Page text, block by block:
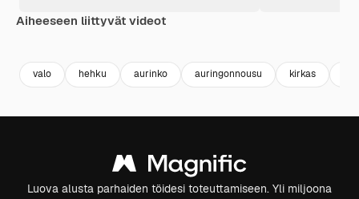
Aiheeseen liittyvät videot
valo hehku aurinko auringonnousu kirkas
Luova alusta parhaiden töidesi toteuttamiseen. Yli miljoona